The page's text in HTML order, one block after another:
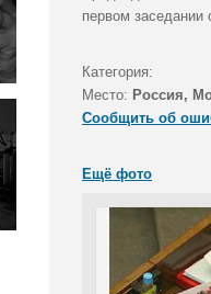
первом
Категория:
Место: Россия,
Сообщить об
Ещё фото